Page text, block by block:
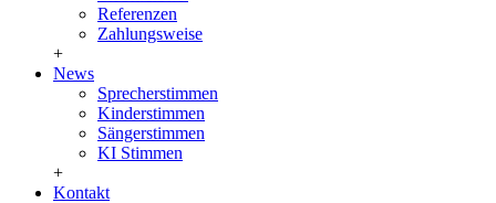
Referenzen
Zahlungsweise
+
News
Sprecherstimmen
Kinderstimmen
Sängerstimmen
KI Stimmen
+
Kontakt